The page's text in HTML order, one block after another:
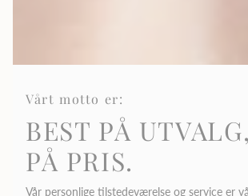
Vårt motto er:
BEST PÅ
PÅ PRIS.
Vår personlige tilstedeværelse og service er